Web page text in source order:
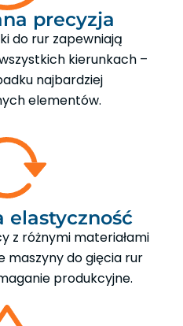
precyzja
do rur zapewniają
kierunkach –
najbardziej
elementów.
elastyczność
z różnymi materiałami
maszyny do gięcia rur
produkcyjne.